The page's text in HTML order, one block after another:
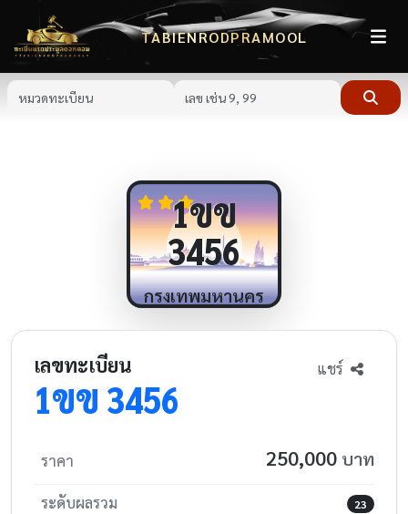
TABIENRODPRAMOOL
1ขข
3456
กรุงเทพมหานคร
เลขทะเบียน
1ขข 3456
แชร์
ราคา 250,000 บาท
ระดับผลรวม 23